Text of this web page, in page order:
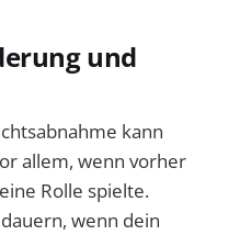
und
kann
allem, wenn vorher
Rolle spielte.
wenn dein